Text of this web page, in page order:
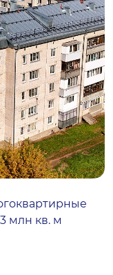
млн кв. м